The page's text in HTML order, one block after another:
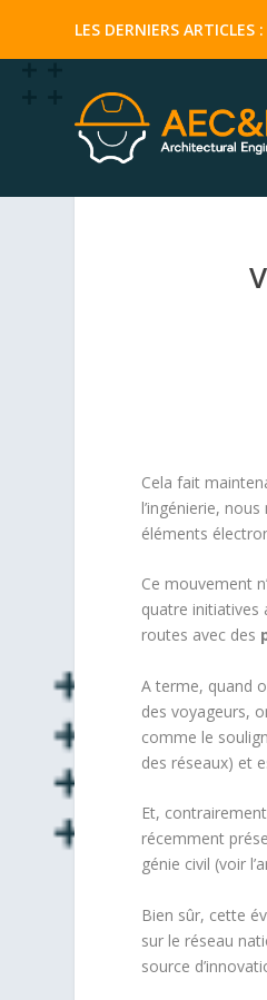
Cela fait
l’ingénierie,
éléments
Ce mouvement
quatre initiatives
routes avec des
A terme, quand
des voyageurs,
comme le
des réseaux) et
Et,
récemment
génie civil (voir
Bien sûr, cette
sur le réseau
source